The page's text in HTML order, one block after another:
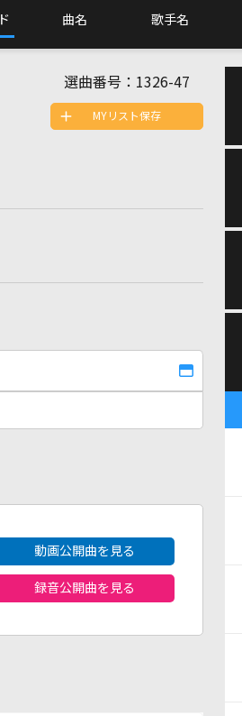
曲名 歌手名
選曲番号： 1326-47
MYリスト保存
動画公開曲を見る
録音公開曲を見る